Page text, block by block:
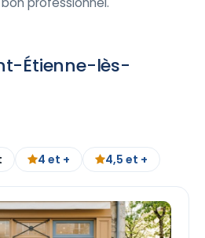
Étienne-lès-
4 et + 4,5 et +